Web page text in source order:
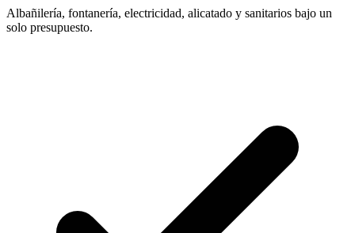
Albañilería, fontanería, electricidad, alicatado y sanitarios bajo un
solo presupuesto.